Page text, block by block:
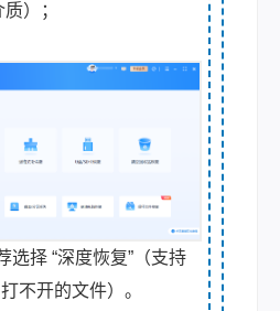
）；
选择 “深度恢复”（支持
不开的文件）。